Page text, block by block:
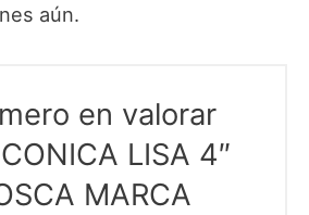
aún.
en valorar
LISA 4″
MARCA